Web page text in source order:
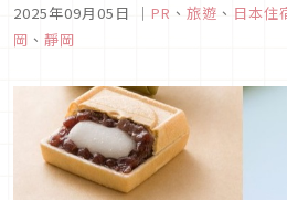
多景點值得停留一晚好好造訪。本文
景點，並開箱今年新開幕、可以看到
2025年09月05日 ｜ PR 、 旅遊 、 日本住
岡 、 靜岡